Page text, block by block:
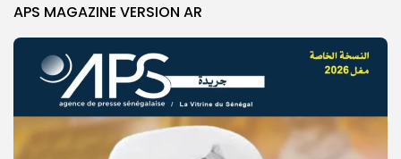
APS MAGAZINE VERSION AR